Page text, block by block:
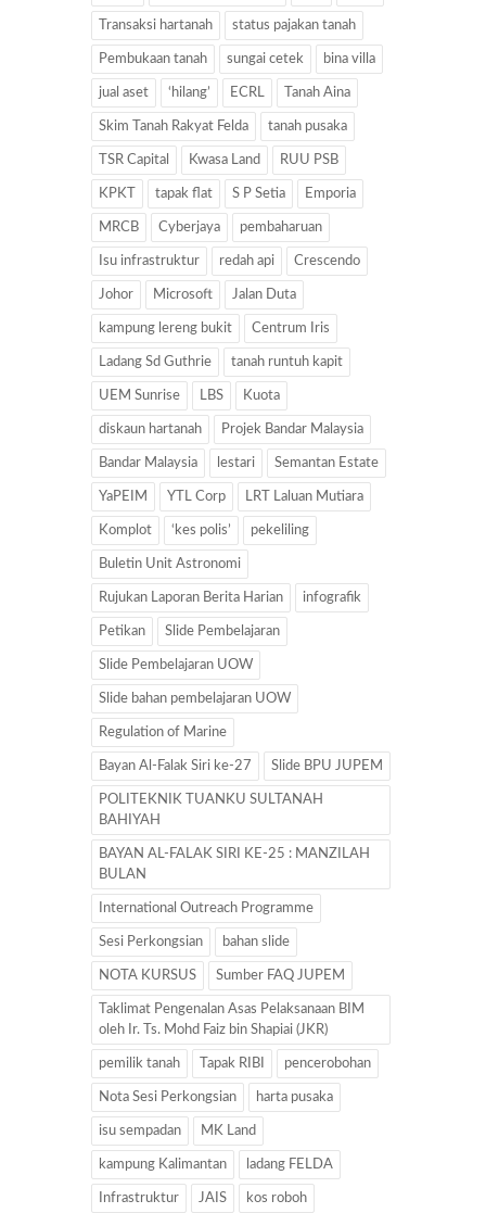
Transaksi hartanah status pajakan tanah
Pembukaan tanah sungai cetek bina villa
jual aset ‘hilang’ ECRL Tanah Aina
Skim Tanah Rakyat Felda tanah pusaka
TSR Capital Kwasa Land RUU PSB
KPKT tapak flat S P Setia Emporia
MRCB Cyberjaya pembaharuan
Isu infrastruktur redah api Crescendo
Johor Microsoft Jalan Duta
kampung lereng bukit Centrum Iris
Ladang Sd Guthrie tanah runtuh kapit
UEM Sunrise LBS Kuota
diskaun hartanah Projek Bandar Malaysia
Bandar Malaysia lestari Semantan Estate
YaPEIM YTL Corp LRT Laluan Mutiara
Komplot ‘kes polis’ pekeliling
Buletin Unit Astronomi
Rujukan Laporan Berita Harian infografik
Petikan Slide Pembelajaran
Slide Pembelajaran UOW
Slide bahan pembelajaran UOW
Regulation of Marine
Bayan Al-Falak Siri ke-27 Slide BPU JUPEM
POLITEKNIK TUANKU SULTANAH
BAHIYAH
BAYAN AL-FALAK SIRI KE-25 : MANZILAH
BULAN
International Outreach Programme
Sesi Perkongsian bahan slide
NOTA KURSUS Sumber FAQ JUPEM
Taklimat Pengenalan Asas Pelaksanaan BIM
oleh Ir. Ts. Mohd Faiz bin Shapiai (JKR)
pemilik tanah Tapak RIBI pencerobohan
Nota Sesi Perkongsian harta pusaka
isu sempadan MK Land
kampung Kalimantan ladang FELDA
Infrastruktur JAIS kos roboh